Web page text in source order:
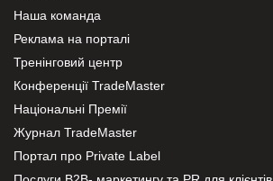
Наша команда
Реклама на порталі
Тренінговий центр
Конференції TradeMaster
Національні Премії
Журнал TradeMaster
Портал про Private Label